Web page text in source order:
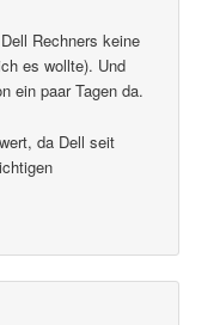
Rechners keine
es wollte). Und
ein paar Tagen da.
da Dell seit